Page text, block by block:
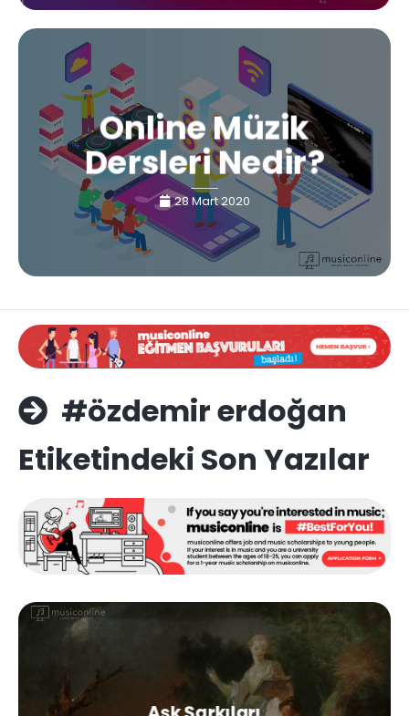
Online Müzik
Dersleri Nedir?
28 Mart 2020
#özdemir erdoğan
Etiketindeki Son Yazılar